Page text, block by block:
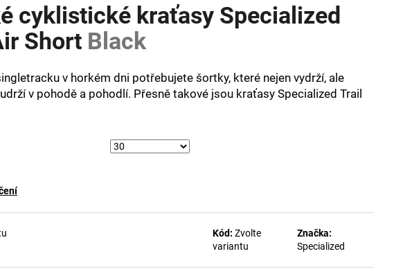
cyklistické kraťasy Specialized
Short Black
v horkém dni potřebujete šortky, které nejen vydrží, ale
v pohodě a pohodlí. Přesně takové jsou kraťasy Specialized Trail
Kód: Zvolte
variantu
Značka:
Specialized